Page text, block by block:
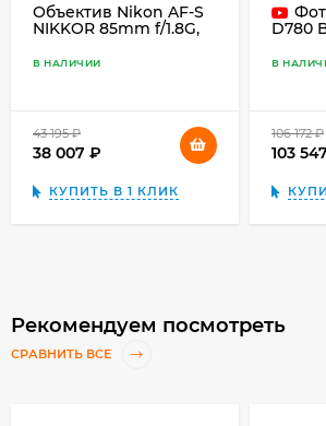
Объектив Nikon AF-S
NIKKOR 85mm f/1.8G,
В НАЛИЧИИ
43 195
38 007
КУПИТЬ В 1 КЛИК
D780
В
106 172
103 547
Рекомендуем посмотреть
СРАВНИТЬ ВСЕ